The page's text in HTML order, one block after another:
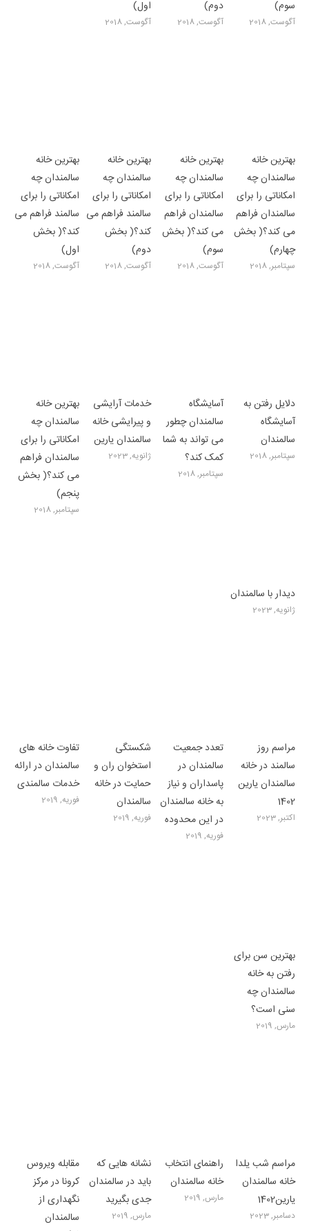
اول)
آگوست, 2018
دوم)
آگوست, 2018
سوم)
آگوست, 2018
بهترین خانه
سالمندان چه
امکاناتی را برای
سالمند فراهم می
کند؟( بخش
اول)
آگوست, 2018
بهترین خانه
سالمندان چه
امکاناتی را برای
سالمند فراهم می
کند؟( بخش
دوم)
آگوست, 2018
بهترین خانه
سالمندان چه
امکاناتی را برای
سالمندان فراهم
می کند؟( بخش
سوم)
آگوست, 2018
بهترین خانه
سالمندان چه
امکاناتی را برای
سالمندان فراهم
می کند؟( بخش
چهارم)
سپتامبر, 2018
بهترین خانه
سالمندان چه
امکاناتی را برای
سالمندان فراهم
می کند؟( بخش
پنجم)
سپتامبر, 2018
خدمات آرایشی
و پیرایشی خانه
سالمندان یارین
ژانویه, 2023
آسایشگاه
سالمندان چطور
می تواند به شما
کمک کند؟
سپتامبر, 2018
دلایل رفتن به
آسایشگاه
سالمندان
سپتامبر, 2018
دیدار با سالمندان
ژانویه, 2023
تفاوت خانه های
سالمندان در ارائه
خدمات سالمندی
فوریه, 2019
شکستگی
استخوان ران و
حمایت در خانه
سالمندان
فوریه, 2019
تعدد جمعیت
سالمندان در
پاسداران و نیاز
به خانه سالمندان
در این محدوده
فوریه, 2019
مراسم روز
سالمند در خانه
سالمندان یارین
1402
اکتبر, 2023
بهترین سن برای
رفتن به خانه
سالمندان چه
سنی است؟
مارس, 2019
مقابله ویروس
کرونا در مرکز
نگهداری از
سالمندان
نشانه هایی که
باید در سالمندان
جدی بگیرید
مارس, 2019
راهنمای انتخاب
خانه سالمندان
مارس, 2019
مراسم شب یلدا
خانه سالمندان
یارین1402
دسامبر, 2023